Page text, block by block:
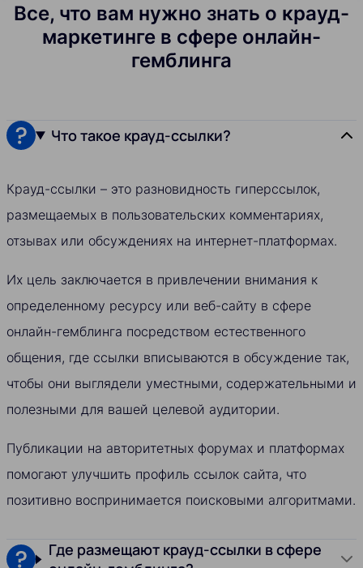
Все, что вам нужно знать о крауд-
маркетинге в сфере онлайн-
гемблинга
Что такое крауд-ссылки?
Крауд-ссылки – это разновидность гиперссылок,
размещаемых в пользовательских комментариях,
отзывах или обсуждениях на интернет-платформах.
Их цель заключается в привлечении внимания к
определенному ресурсу или веб-сайту в сфере
онлайн-гемблинга посредством естественного
общения, где ссылки вписываются в обсуждение так,
чтобы они выглядели уместными, содержательными и
полезными для вашей целевой аудитории.
Публикации на авторитетных форумах и платформах
помогают улучшить профиль ссылок сайта, что
позитивно воспринимается поисковыми алгоритмами.
Где размещают крауд-ссылки в сфере